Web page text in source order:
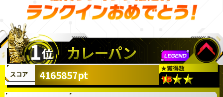
1位 カレーパン
★獲得数
スコア 4165857pt